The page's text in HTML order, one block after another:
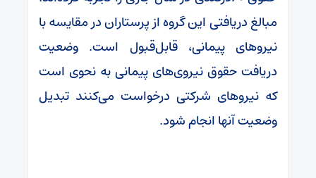
مبالغ دریافتی این گروه از پرستاران در مقایسه با
نیروهای پیمانی، قابل‌قبول است. وضعیت
دریافت حقوق نیروی‌های پیمانی به نحوی است
که نیروهای شرکتی درخواست می‌کنند تبدیل
وضعیت آنها انجام شود.